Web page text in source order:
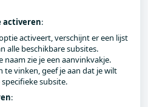
activeren:
activeert, verschijnt er een lijst
alle beschikbare subsites.
naam zie je een aanvinkvakje.
te vinken, geef je aan dat je wilt
subsite.
: